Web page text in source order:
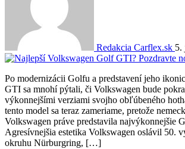
Redakcia Carflex.sk 5.
Po modernizácii Golfu a predstavení jeho
GTI sa mnohí pýtali, či Volkswagen bude
výkonnejšími verziami svojho obľúbeného
tento model sa teraz zameriame, pretože
Volkswagen práve predstavila najvýkonnejšie
Agresívnejšia estetika Volkswagen oslávil 50.
okruhu Nürburgring, […]